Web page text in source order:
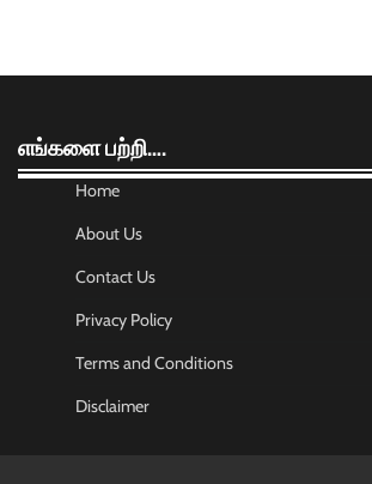
எங்களை பற்றி….
Home
About Us
Contact Us
Privacy Policy
Terms and Conditions
Disclaimer